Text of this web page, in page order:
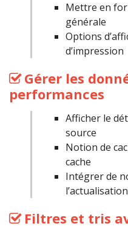
Mettre en
générale
Options
d’impression
Gérer les
performances
Afficher le
source
Notion de
cache
Intégrer de
l’actualisation
Filtres et tris